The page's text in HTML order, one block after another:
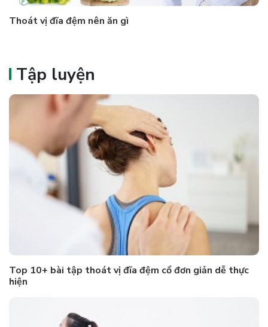
Thoát vị đĩa đệm nên ăn gì
Tập luyện
Top 10+ bài tập thoát vị đĩa đệm cổ đơn giản dễ thực
hiện